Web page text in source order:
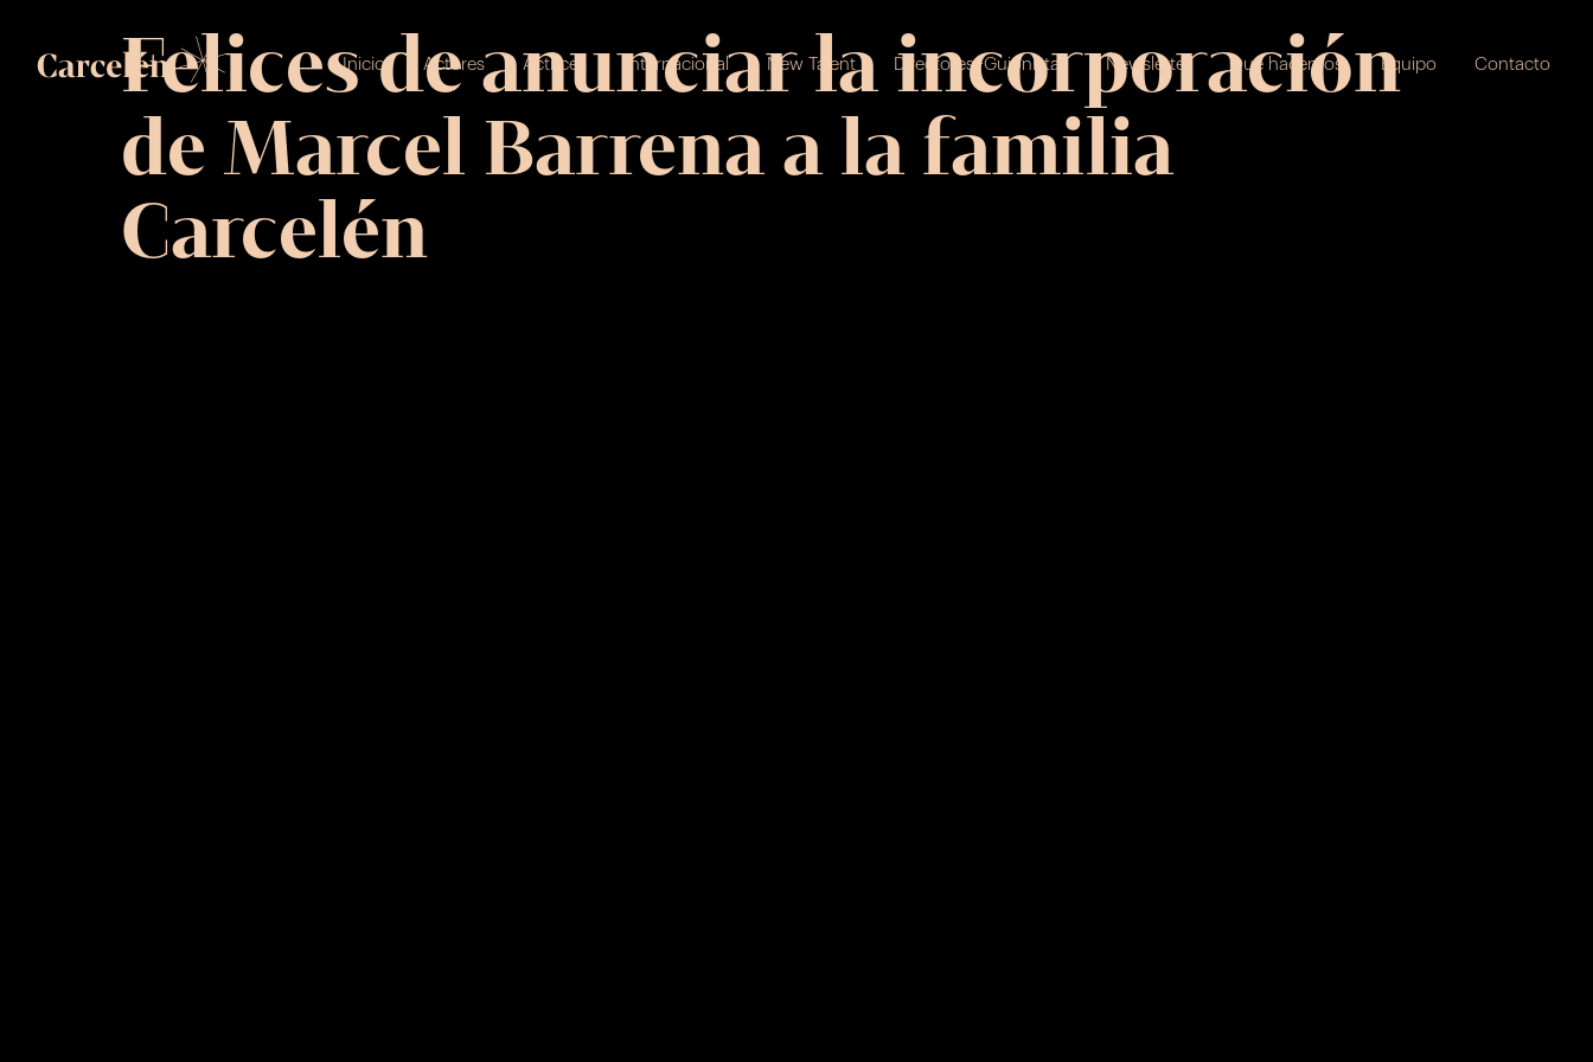
Inicio Actores Actrices Internacional New Talent Directores+Guionistas Newsletter Qué hacemos Equipo Contacto
Felices de anunciar la incorporación
de Marcel Barrena a la familia
Carcelén